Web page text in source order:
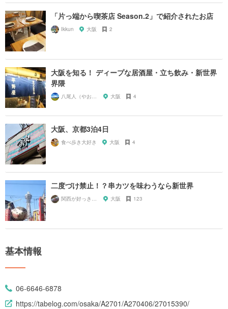
「片っ端から喫茶店 Season.2」で紹介されたお店
Ikkun 大阪 2
大阪を知る！ ディープな居酒屋・立ち飲み・新世界
界隈
大阪 4
大阪、京都3泊4日
食べ歩き大好き 大阪 4
二度づけ禁止！？串カツを味わうなら新世界
大阪 123
基本情報
06-6646-6878
https://tabelog.com/osaka/A2701/A270406/27015390/